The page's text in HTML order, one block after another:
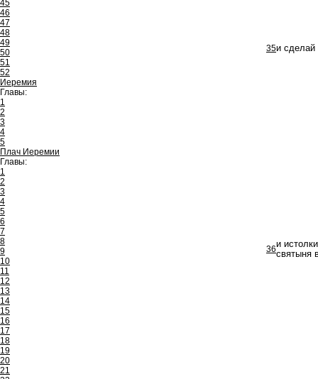
45
46
47
48
49
50
51
52
Иеремия
Главы:
1
2
3
4
5
Плач Иеремии
Главы:
1
2
3
4
5
6
7
8
9
10
11
12
13
14
15
16
17
18
19
20
21
35и сделай
36и
святыня